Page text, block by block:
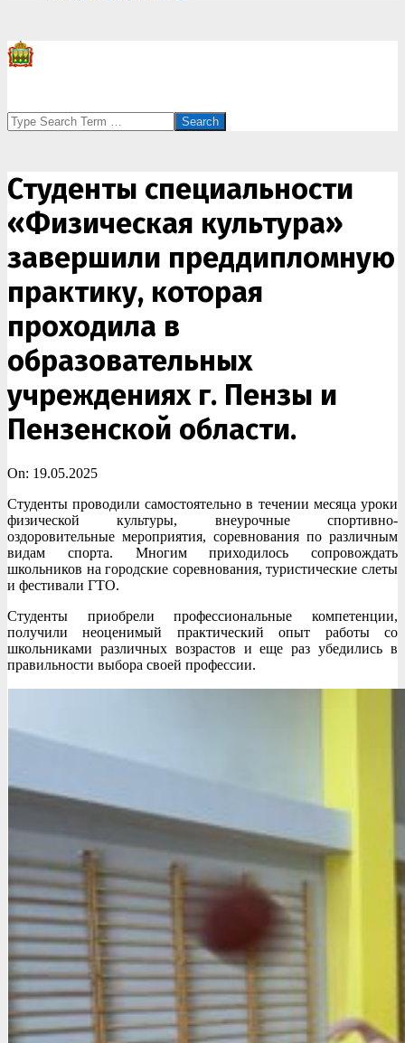
Search
Студенты специальности
«Физическая культура»
завершили преддипломную
практику, которая
проходила в
образовательных
учреждениях г. Пензы и
Пензенской области.
On: 19.05.2025
Студенты проводили самостоятельно в течении месяца уроки
физической культуры, внеурочные спортивно-
оздоровительные мероприятия, соревнования по различным
видам спорта. Многим приходилось сопровождать
школьников на городские соревнования, туристические слеты
и фестивали ГТО.
Студенты приобрели профессиональные компетенции,
получили неоценимый практический опыт работы со
школьниками различных возрастов и еще раз убедились в
правильности выбора своей профессии.